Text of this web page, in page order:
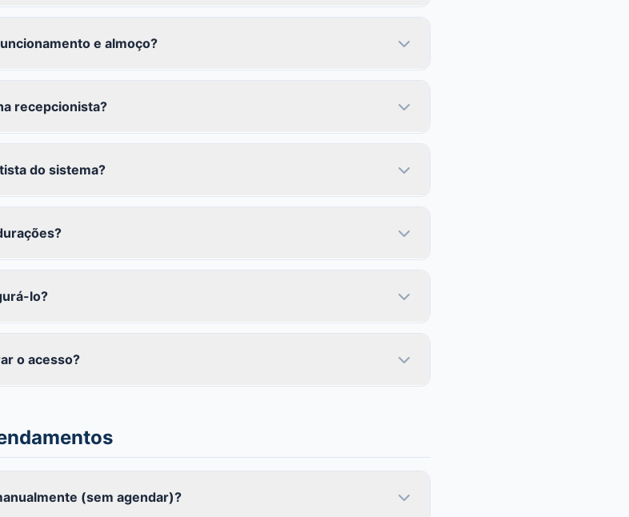
e almoço?
recepcionista?
do sistema?
lo?
o acesso?
(sem agendar)?